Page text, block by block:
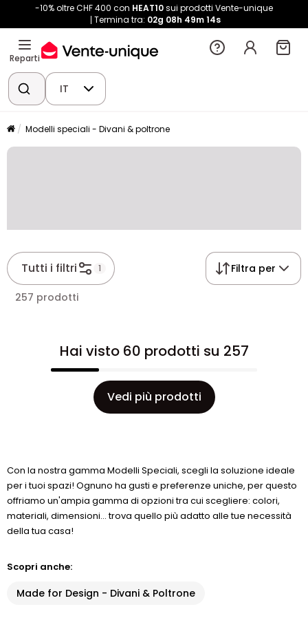
-10% oltre CHF 400 con HEAT10sui prodotti Vente-unique
Termina tra: 02g 08h 49m13s
Reparti
IT
Modelli speciali - Divani & poltrone
Tutti i filtri 1 Filtra per
257 prodotti
Hai visto 60 prodotti su 257
Vedi più prodotti
Con la nostra gamma Modelli Speciali, scegli la soluzione ideale
per i tuoi spazi! Ognuno ha gusti e preferenze uniche, per questo
offriamo un'ampia gamma di opzioni tra cui scegliere: colori,
materiali, dimensioni... trova quello più adatto alle tue necessità
della tua casa!
Scopri anche:
Made for Design - Divani & Poltrone